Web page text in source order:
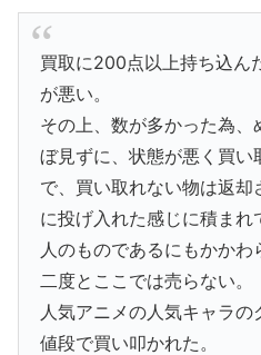
買取に200点以上持ち込ん
が悪い。
その上、数が多かった為、
ぼ見ずに、状態が悪く買い
で、買い取れない物は返却
に投げ入れた感じに積まれ
人のものであるにもかかわ
二度とここでは売らない。
人気アニメの人気キャラ
値段で買い叩かれた。